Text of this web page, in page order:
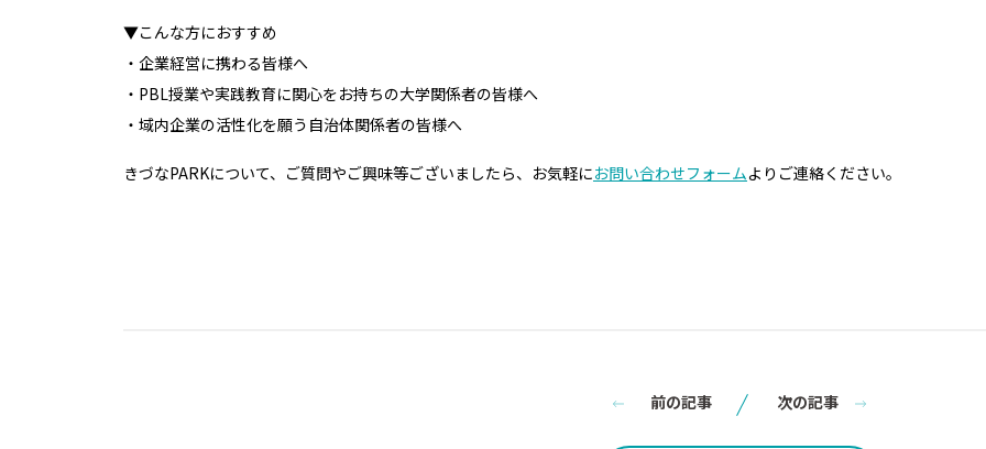
▼こんな方におすすめ
・企業経営に携わる皆様へ
・PBL授業や実践教育に関心をお持ちの大学関係者の皆様へ
・域内企業の活性化を願う自治体関係者の皆様へ
きづなPARKについて、ご質問やご興味等ございましたら、お気軽にお問い合わせフォームよりご連絡ください。
前の記事 次の記事